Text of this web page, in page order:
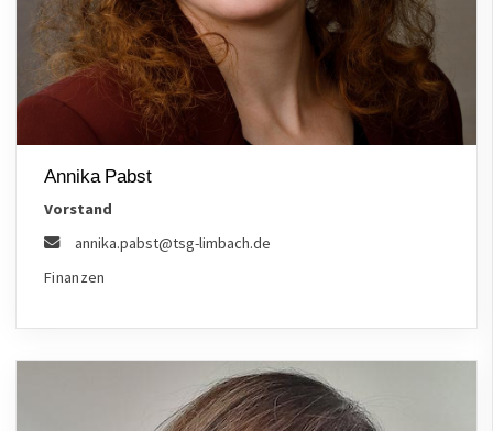
Annika Pabst
Vorstand
annika.pabst@tsg-limbach.de
Finanzen